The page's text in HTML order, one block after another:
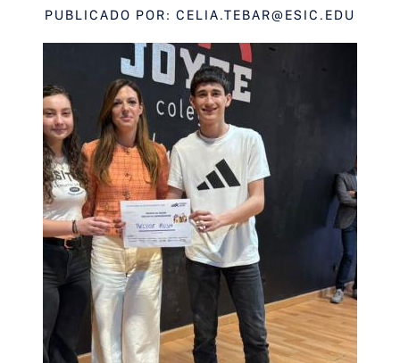
PUBLICADO POR: CELIA.TEBAR@ESIC.EDU